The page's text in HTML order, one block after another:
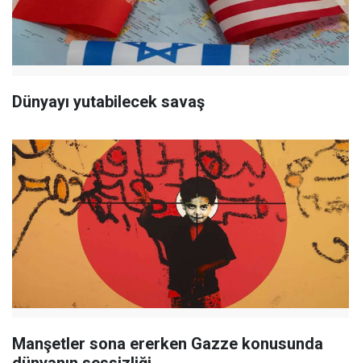
Dünyayı yutabilecek savaş
Manşetler sona ererken Gazze konusunda